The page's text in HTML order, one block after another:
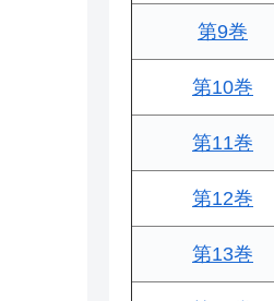
第9巻
第10巻
第11巻
第12巻
第13巻